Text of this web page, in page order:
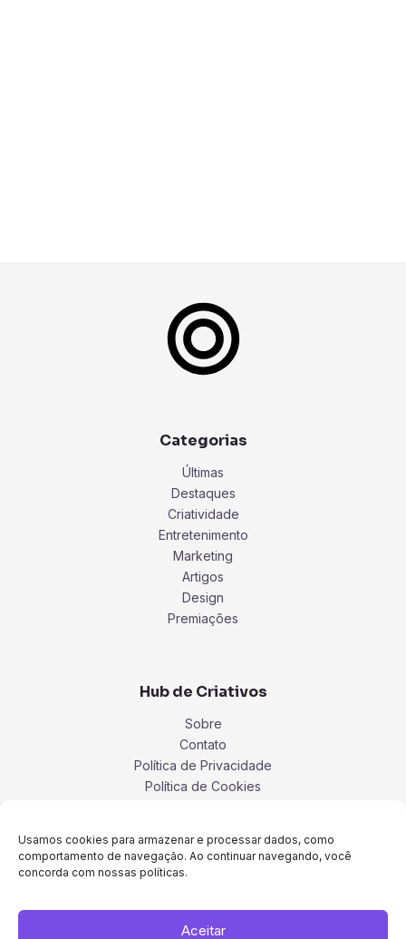
Usamos cookies para armazenar e processar dados, como
comportamento de navegação. Ao continuar navegando, você
concorda com nossas políticas.
Aceitar
Categorias
Últimas
Destaques
Criatividade
Entretenimento
Marketing
Artigos
Design
Premiações
Hub de Criativos
Sobre
Contato
Política de Privacidade
Política de Cookies